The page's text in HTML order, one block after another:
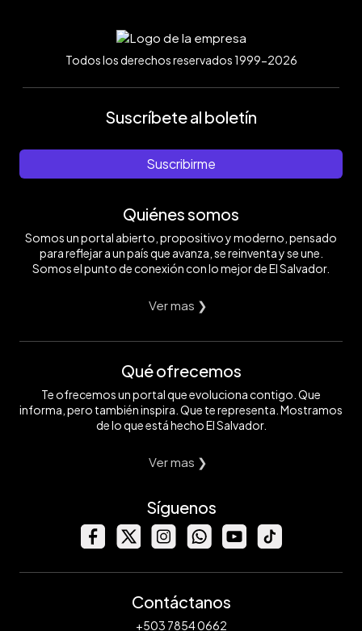
Todos los derechos reservados 1999-2026
Suscríbete al boletín
Suscribirme
Quiénes somos
Somos un portal abierto, propositivo y moderno, pensado
para reflejar a un país que avanza, se reinventa y se une.
Somos el punto de conexión con lo mejor de El Salvador.
Ver mas ❯
Qué ofrecemos
Te ofrecemos un portal que evoluciona contigo. Que
informa, pero también inspira. Que te representa. Mostramos
de lo que está hecho El Salvador.
Ver mas ❯
Síguenos
Contáctanos
+503 7854 0662